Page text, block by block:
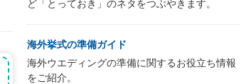
ど「とっておき」のネタをつぶやきます。
海外挙式の準備ガイド
海外ウエディングの準備に関するお役立ち情報
をご紹介。